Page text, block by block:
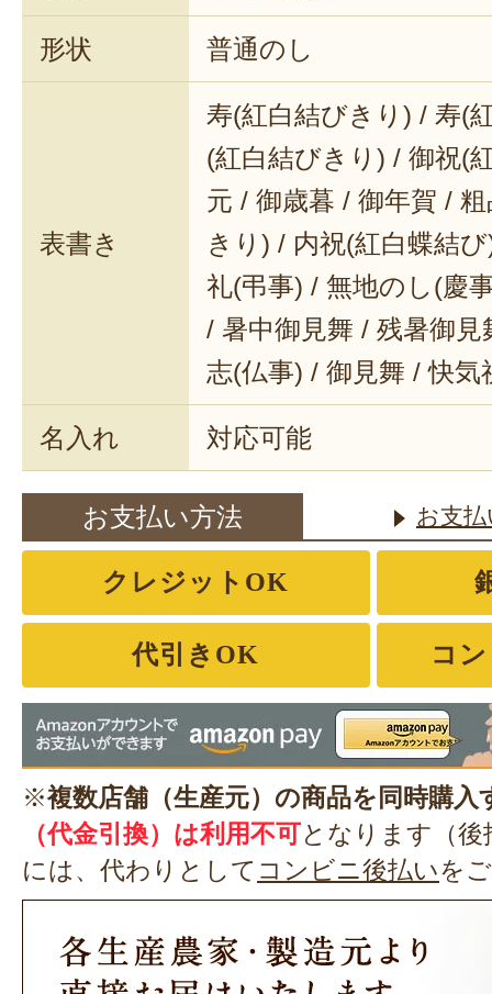
形状 普通のし
表書き
寿(紅白結びきり) / 寿(
(紅白結びきり) / 御祝(
元 / 御歳暮 / 御年賀 /
きり) / 内祝(紅白蝶結
礼(弔事) / 無地のし(慶
/ 暑中御見舞 / 残暑御
志(仏事) / 御見舞 / 快気
名入れ 対応可能
お支払い方法 お支
クレジットOK
代引きOK コ
※複数店舗（生産元）の商品を同時購入
（代金引換）は利用不可となります（
には、代わりとして コンビニ後払いを